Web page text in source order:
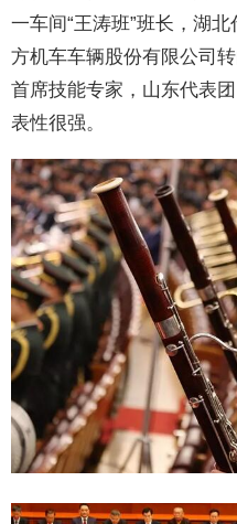
一车间“王涛班”班长，湖
方机车车辆股份有限公司
首席技能专家，山东代表
表性很强。